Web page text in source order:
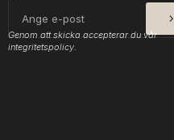
post
Genom att skicka accepterar du vår
integritetspolicy.